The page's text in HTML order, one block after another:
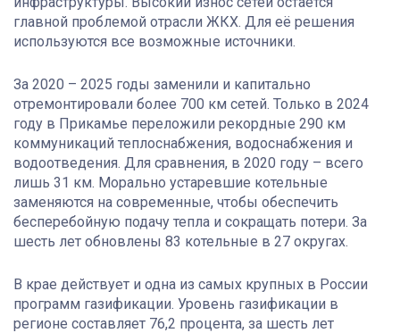
главной проблемой отрасли ЖКХ. Для её решения
используются все возможные источники.
За 2020 – 2025 годы заменили и капитально
отремонтировали более 700 км сетей. Только в 2024
году в Прикамье переложили рекордные 290 км
коммуникаций теплоснабжения, водоснабжения и
водоотведения. Для сравнения, в 2020 году – всего
лишь 31 км. Морально устаревшие котельные
заменяются на современные, чтобы обеспечить
бесперебойную подачу тепла и сокращать потери. За
шесть лет обновлены 83 котельные в 27 округах.
В крае действует и одна из самых крупных в России
программ газификации. Уровень газификации в
регионе составляет 76,2 процента, за шесть лет